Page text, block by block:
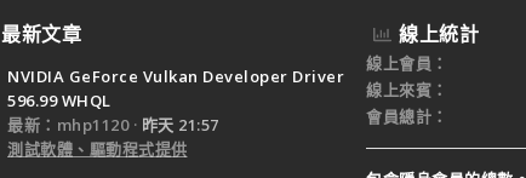
最新文章
NVIDIA GeForce Vulkan Developer Driver
596.99 WHQL
最新：mhp1120
昨天 21:57
測試軟體、驅動程式提供
線上統計
線上會員
線上來賓
會員總計